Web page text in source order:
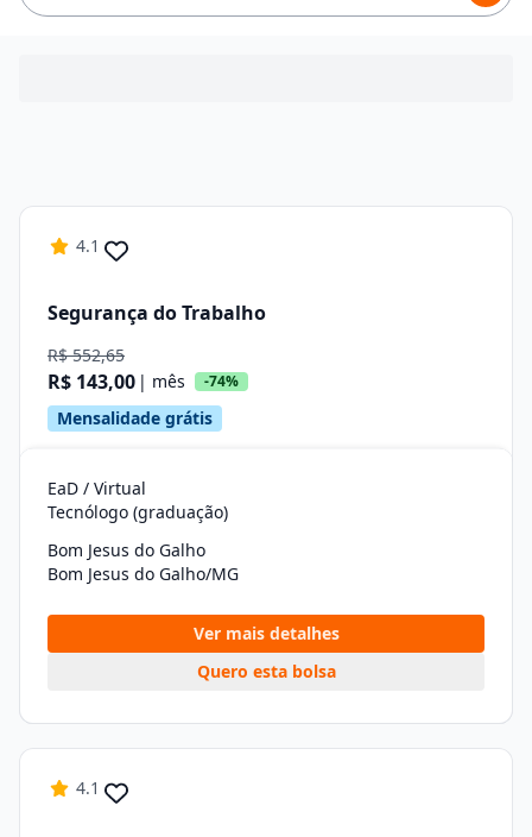
4.1
Segurança do Trabalho
R$ 552,65
R$ 143,00 | mês -74%
Mensalidade grátis
EaD / Virtual
Tecnólogo (graduação)
Bom Jesus do Galho
Bom Jesus do Galho/MG
Ver mais detalhes
Quero esta bolsa
4.1